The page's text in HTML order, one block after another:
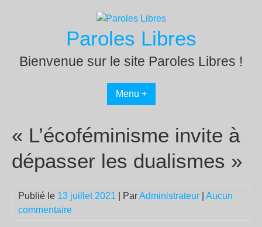
Paroles Libres
Bienvenue sur le site Paroles Libres !
Menu +
« L’écoféminisme invite à
dépasser les dualismes »
Publié le 13 juillet 2021 | ParAdministrateur
Aucun
commentaire